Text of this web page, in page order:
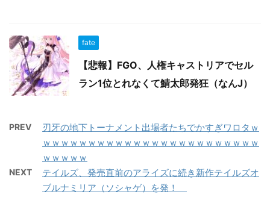
fate
【悲報】FGO、人権キャストリアでセル
ラン1位とれなくて鯖太郎発狂（なんJ）
PREV
刃牙の地下トーナメント出場者たちでかすぎワロタｗ
ｗｗｗｗｗｗｗｗｗｗｗｗｗｗｗｗｗｗｗｗｗｗｗｗ
ｗｗｗｗｗ
NEXT
テイルズ、発売直前のアライズに続き新作テイルズオ
ブルナミリア（ソシャゲ）を発！